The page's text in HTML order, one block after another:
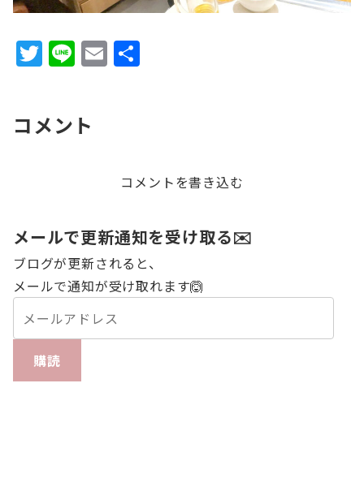
T
w
te
Li
n
E
m
コメント
コメントを書き込む
メールで更新通知を受け取る✉️
ブログが更新されると、
メールで通知が受け取れます🙆
購読